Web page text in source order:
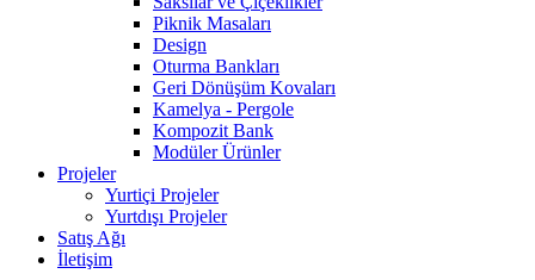
Piknik Masaları
Design
Oturma Bankları
Geri Dönüşüm Kovaları
Kamelya - Pergole
Kompozit Bank
Modüler Ürünler
Projeler
Yurtiçi Projeler
Yurtdışı Projeler
Satış Ağı
İletişim